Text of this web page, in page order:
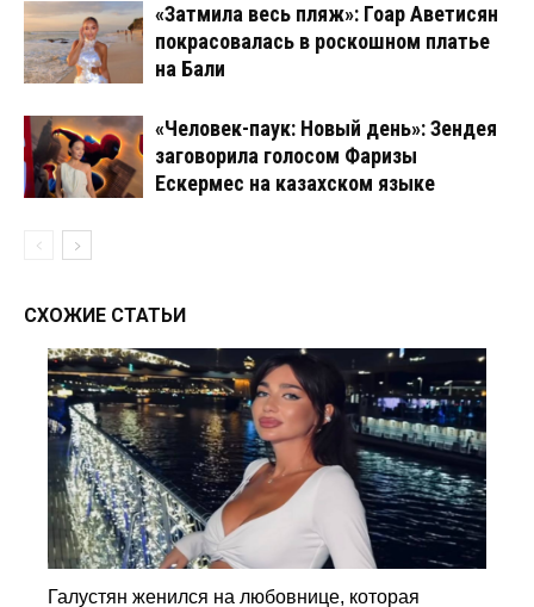
«Затмила весь пляж»: Гоар Аветисян
покрасовалась в роскошном платье
на Бали
«Человек-паук: Новый день»: Зендея
заговорила голосом Фаризы
Ескермес на казахском языке
СХОЖИЕ СТАТЬИ
Галустян женился на любовнице, которая